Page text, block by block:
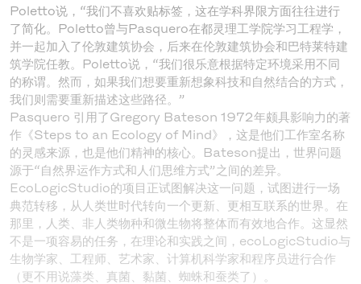
Poletto说，“我们不喜欢贴标签，这在学科界限方面往往进行
了简化。Poletto曾与Pasquero在都灵理工学院学习工程学，
并一起加入了伦敦建筑协会，后来在伦敦建筑协会和巴特莱特建
筑学院任教。Poletto说，“我们很乐意根据特定环境采用不同
的称谓。然而，如果我们想要重新想象科技和自然结合的方式，
我们则需要重新描述这些路径。”
Pasquero 引用了Gregory Bateson 1972年颇具影响力的著
作《Steps to an Ecology of Mind》，这是他们工作室名称
的灵感来源，也是他们精神的核心。Bateson提出，世界问题
源于“自然界运作方式和人们思维方式”之间的差异。
EcoLogicStudio的项目正试图解决这一问题，试图进行一场
典范转移，从人类世时代转向一个更新、更相互联系的世界。在
那里，人类、非人类物种和微生物将整体而有效地合作。这显然
不是一项容易的任务，在理论和实践之间，ecoLogicStudio与
生物学家、工程师、艺术家、计算机科学家和程序员进行合作
（更不用说藻类、真菌、黏菌、蜘蛛和蚕类了）。